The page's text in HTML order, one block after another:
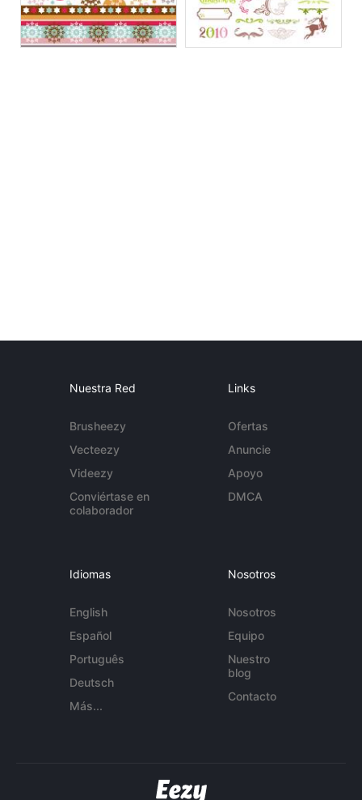
Nuestra Red
Brusheezy
Vecteezy
Videezy
Conviértase en
colaborador
Links
Ofertas
Anuncie
Apoyo
DMCA
Idiomas
English
Español
Português
Deutsch
Más...
Nosotros
Nosotros
Equipo
Nuestro
blog
Contacto